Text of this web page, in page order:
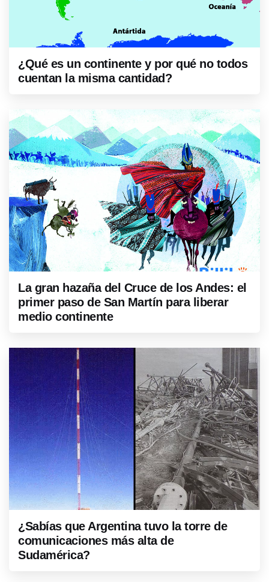
¿Qué es un continente y por qué no todos
cuentan la misma cantidad?
La gran hazaña del Cruce de los Andes: el
primer paso de San Martín para liberar
medio continente
¿Sabías que Argentina tuvo la torre de
comunicaciones más alta de
Sudamérica?